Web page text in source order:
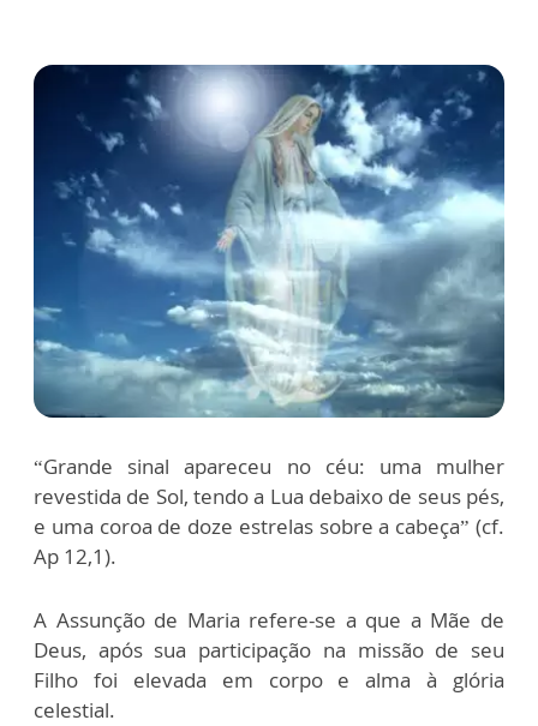
“Grande sinal apareceu no céu: uma mulher
revestida de Sol, tendo a Lua debaixo de seus pés,
e uma coroa de doze estrelas sobre a cabeça” (cf.
Ap 12,1).
A Assunção de Maria refere-se a que a Mãe de
Deus, após sua participação na missão de seu
Filho foi elevada em corpo e alma à glória
celestial.